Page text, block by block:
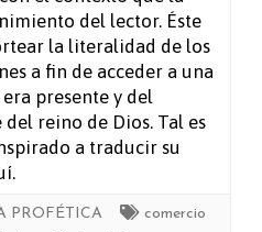
del lector. Éste
la literalidad de los
a fin de acceder a una
presente y del
reino de Dios. Tal es
a traducir su
PROFÉTICA
comercio